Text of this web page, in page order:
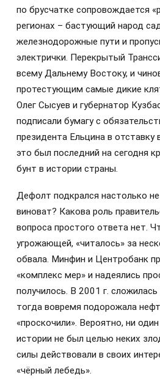
по брусчатке сопровождается
регионах – бастующий народ
железнодорожные пути и
электрички. Перекрытый
всему Дальнему Востоку, и
протестующим самые дикие
Олег Сысуев и губернатор
подписали бумагу с
президента Ельцина в отставку
это был последний на сегодня
бунт в истории страны.
Дефолт подкрался настолько
виноват? Какова роль
вопроса простого ответа нет.
угрожающей, «читалось» за
обвала. Минфин и Центробанк
«комплекс мер» и надеялись
получилось. В 2001 г.
тогда вовремя подорожала
«проскочили». Вероятно, ни
истории не был целью неких
силы действовали в своих
«чёрный лебедь».